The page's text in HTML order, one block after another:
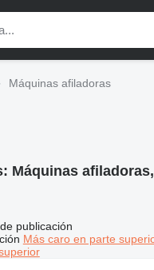
Máquinas afiladoras
Máquinas
publicación
Más caro en parte